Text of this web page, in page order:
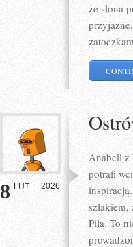
że słona
8 LUT 2026
Anabell z
potrafi
szlakiem,
Piła. To